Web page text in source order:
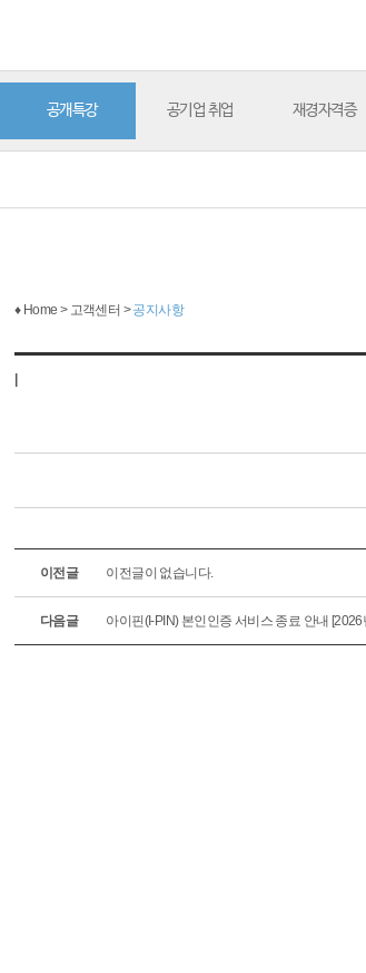
공개특강 공기업 취업 재경자격증
♦ Home > 고객센터 >공지사항
이전글 이전글이 없습니다.
다음글 아이핀(I-PIN) 본인인증 서비스 종료 안내